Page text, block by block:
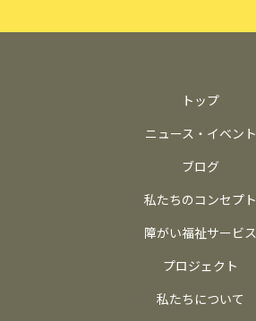
トップ
ニュース・イベント
ブログ
私たちのコンセプト
障がい福祉サービス
プロジェクト
私たちについて